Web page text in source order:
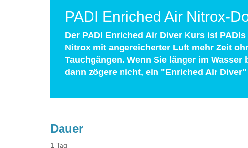
PADI Enriched Air Nitrox-
Der PADI Enriched Air Diver Kurs ist
Nitrox mit angereicherter Luft mehr Zeit
Tauchgängen. Wenn Sie länger im
dann zögere nicht, ein "Enriched Air Diver"
Dauer
1 Tag